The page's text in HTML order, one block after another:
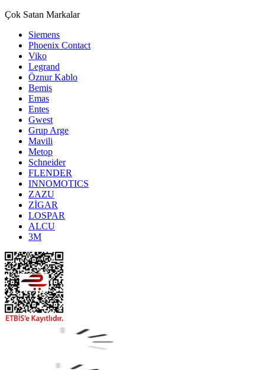
Çok Satan Markalar
Siemens
Phoenix Contact
Viko
Legrand
Öznur Kablo
Bemis
Emas
Entes
Gwest
Grup Arge
Mavili
Metop
Schneider
FLENDER
INNOMOTICS
ZAZU
ZİGAR
LOSPAR
ALCU
3M